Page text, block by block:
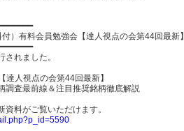
）有料会員勉強会【達人視点の会第44回最新】
れました。
人視点の会第44回最新】
査最前線＆注目推奨銘柄徹底解説
料がご覧いただけます。